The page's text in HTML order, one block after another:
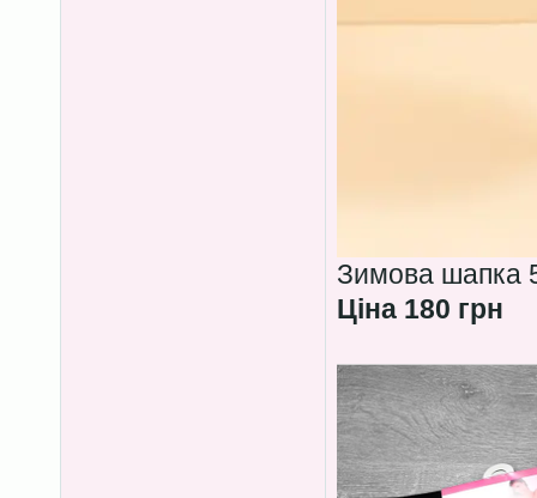
Зимова шапка
Ціна 180 грн